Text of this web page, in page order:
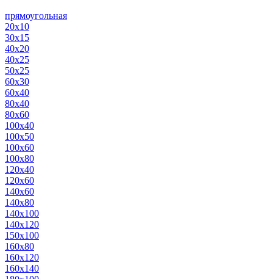
прямоугольная
20х10
30х15
40х20
40х25
50х25
60х30
60х40
80х40
80х60
100х40
100х50
100х60
100х80
120х40
120х60
140х60
140х80
140х100
140х120
150х100
160х80
160х120
160х140